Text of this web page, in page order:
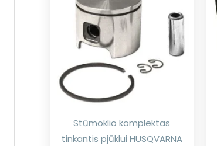
Stūmoklio komplektas
tinkantis pjūklui HUSQVARNA